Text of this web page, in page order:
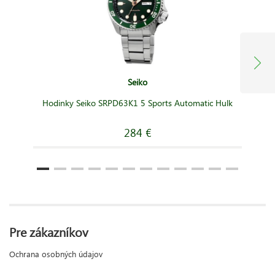
Seiko
Hodinky Seiko SRPD63K1 5 Sports Automatic Hulk
284 €
Pre zákazníkov
Ochrana osobných údajov